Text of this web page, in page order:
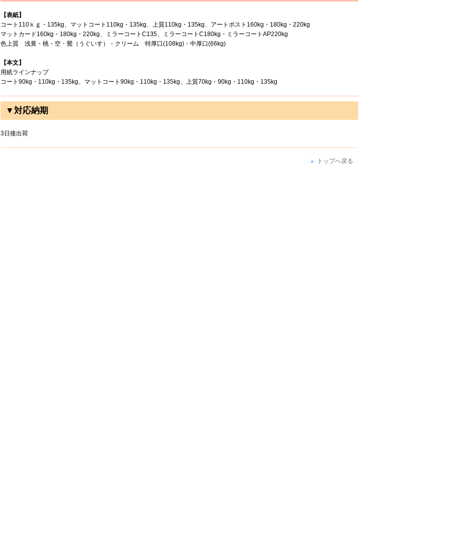
【表紙】
コート110ｋｇ・135kg、マットコート110kg・135kg、上質110kg・135kg、アートポスト160kg・180kg・220kg
マットカード160kg・180kg・220kg、ミラーコートC135、ミラーコートC180kg・ミラーコートAP220kg
色上質 浅黄・桃・空・鶯（うぐいす）・クリーム 特厚口(108kg)・中厚口(66kg)
【本文】
用紙ラインナップ
コート90kg・110kg・135kg、マットコート90kg・110kg・135kg、上質70kg・90kg・110kg・135kg
▼対応納期
3日後出荷
トップへ戻る